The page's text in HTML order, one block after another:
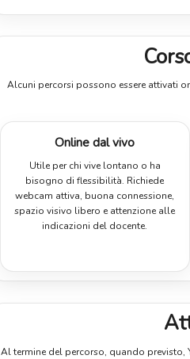
Alcuni percorsi possono essere attivati
Online dal vivo
Utile per chi vive lontano o ha
bisogno di flessibilità. Richiede
webcam attiva, buona connessione,
spazio visivo libero e attenzione alle
indicazioni del docente.
Al termine del percorso, quando previsto,